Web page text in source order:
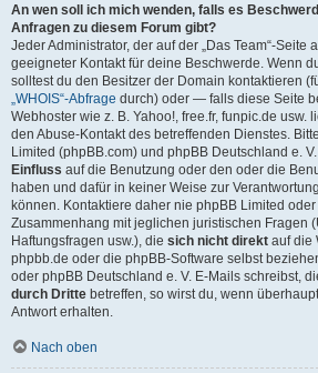
An wen soll ich mich wenden, falls es
Anfragen zu diesem Forum gibt?
Jeder Administrator, der auf der „Das Team“-Seite
geeigneter Kontakt für deine Beschwerde. Wenn
solltest du den Besitzer der Domain kontaktieren
„WHOIS“-Abfrage durch) oder — falls diese Seite
Webhoster wie z. B. Yahoo!, free.fr, funpic.de
den Abuse-Kontakt des betreffenden Dienstes.
Limited (phpBB.com) und phpBB Deutschland e.
Einfluss auf die Benutzung oder den oder die
haben und dafür in keiner Weise zur
können. Kontaktiere daher nie phpBB Limited
Zusammenhang mit jeglichen juristischen Fragen
Haftungsfragen usw.), die sich nicht direkt auf die
phpbb.de oder die phpBB-Software selbst
oder phpBB Deutschland e. V. E-Mails schreibst,
durch Dritte betreffen, so wirst du, wenn
Antwort erhalten.
Nach oben